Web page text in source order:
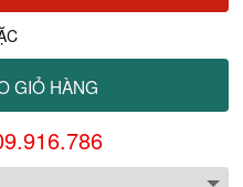
GIỎ HÀNG